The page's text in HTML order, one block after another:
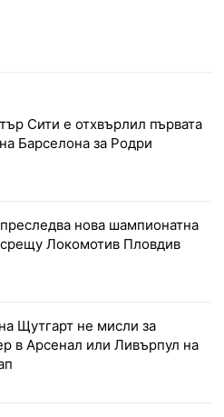
Сити е отхвърлил първата
Барселона за Родри
нова шампионатна
Локомотив Пловдив
Щутгарт не мисли за
в Арсенал или Ливърпул на